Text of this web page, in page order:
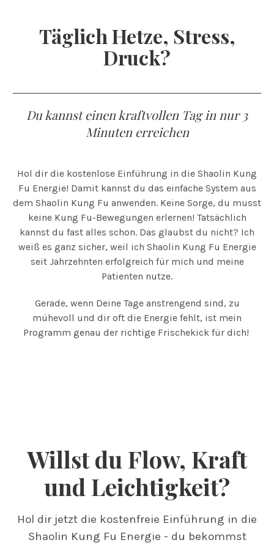
Täglich Hetze, Stress,
Druck?
Du kannst einen kraftvollen Tag in nur 3
Minuten erreichen
Hol dir die kostenlose Einführung in die Shaolin Kung
Fu Energie! Damit kannst du das einfache System aus
dem Shaolin Kung Fu anwenden. Keine Sorge, du musst
keine Kung Fu-Bewegungen erlernen! Tatsächlich
kannst du fast alles schon. Das glaubst du nicht? Ich
weiß es ganz sicher, weil ich Shaolin Kung Fu Energie
seit Jahrzehnten erfolgreich für mich und meine
Patienten nutze.
Gerade, wenn Deine Tage anstrengend sind, zu
mühevoll und dir oft die Energie fehlt, ist mein
Programm genau der richtige Frischekick für dich!
Willst du Flow, Kraft
und Leichtigkeit?
Hol dir jetzt die kostenfreie Einführung in die
Shaolin Kung Fu Energie - du bekommst